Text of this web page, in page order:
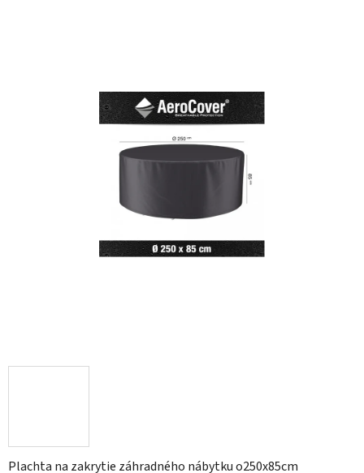
Plachta na zakrytie záhradného nábytku o250x85cm